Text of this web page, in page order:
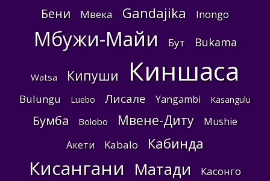
Бени Мвека Gandajika Inongo
Мбужи-Майи Бут Bukama
Watsa Кипуши Киншаса
Bulungu Luebo Лисале Yangambi Kasangulu
Бумба Bolobo Мвене-Диту
Mushie
Акети
Kabalo Кабинда
Кисангани Матади Касонго